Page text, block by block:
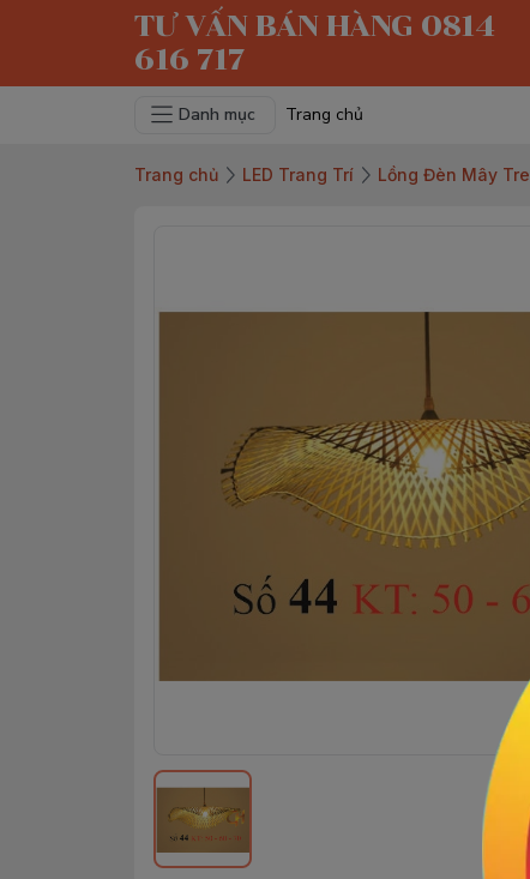
TƯ VẤN BÁN HÀNG 0814
616 717
Danh mục Trang chủ
Trang chủ LED Trang Trí Lồng Đèn Mây Tre